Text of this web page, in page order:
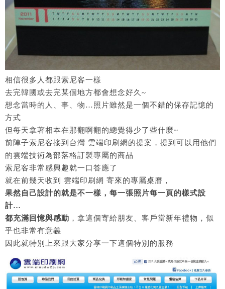
相信很多人都跟索尼客一樣
去完韓國或去完某個地方都會想念好久~
想念當時的人、事、物…照片雖然是一個不錯的保存記憶的
方式
但每天拿著相本在那翻啊翻的總覺得少了些什麼~
前陣子索尼客接到台灣 雲端印刷網的提案，提到可以用他們
的雲端技術為部落格訂製專屬的商品
索尼客非常感興趣就一口答應了
就在前幾天收到 雲端印刷網 寄來的專屬桌曆，
果然自己設計的就是不一樣，每一張照片每一頁的樣式設
計…
都充滿回憶與感動 ，拿這個寄給朋友、客戶當新年禮物，似
乎也非常有意義
因此就特別上來跟大家分享一下這個特別的服務